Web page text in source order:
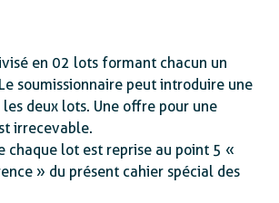
en 02 lots formant chacun un
soumissionnaire peut introduire une
deux lots. Une offre pour une
irrecevable.
chaque lot est reprise au point 5 «
» du présent cahier spécial des